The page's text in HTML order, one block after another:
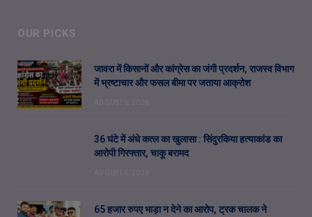
OUR PICKS
जावरा में किसानों और कांग्रेस का जंगी प्रदर्शन, राजस्व विभाग
में भ्रष्टाचार और फसल बीमा पर जताया आक्रोश
36 घंटे में अंधे कत्ल का खुलासा : सिंदुरकिया हत्याकांड का
आरोपी गिरफ्तार, चाकू बरामद
65 हजार रुपए भाड़ा न देने का आरोप, ट्रक चालक ने